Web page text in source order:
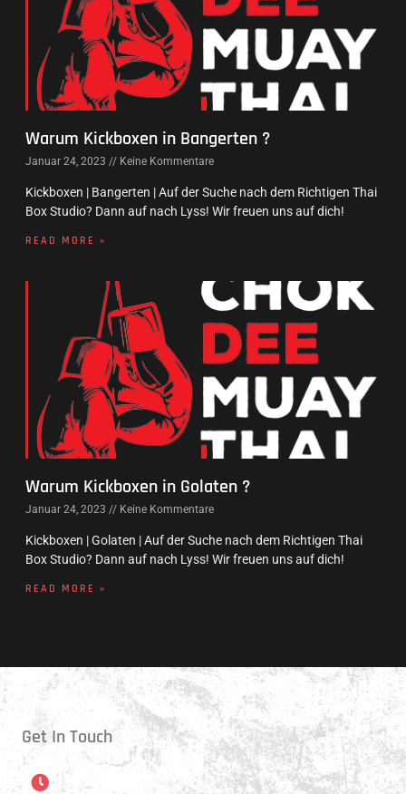
Warum Kickboxen in Bangerten ?
Januar 24, 2023 Keine Kommentare
Kickboxen | Bangerten | Auf der Suche nach dem Richtigen Thai
Box Studio? Dann auf nach Lyss! Wir freuen uns auf dich!
READ MORE »
Warum Kickboxen in Golaten ?
Januar 24, 2023 Keine Kommentare
Kickboxen | Golaten | Auf der Suche nach dem Richtigen Thai
Box Studio? Dann auf nach Lyss! Wir freuen uns auf dich!
READ MORE »
Get In Touch